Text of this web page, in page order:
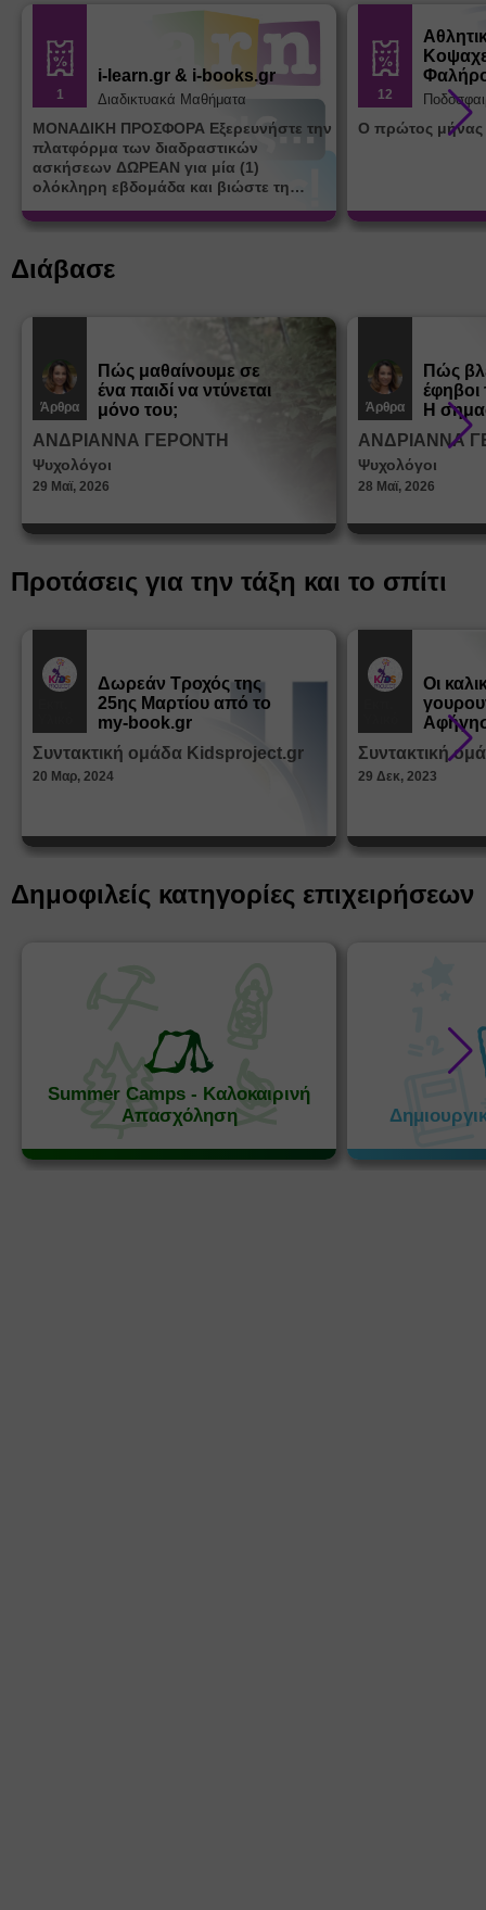
1
i-learn.gr & i-books.gr
Διαδικτυακά Μαθήματα
ΜΟΝΑΔΙΚΗ ΠΡΟΣΦΟΡΑ Εξερευνήστε την
πλατφόρμα των διαδραστικών
ασκήσεων ΔΩΡΕΑΝ για μία (1)
ολόκληρη εβδομάδα και βιώστε τη
μοναδική εμπειρία εκμάθησης του i-
learn.gr* * Αφορά νέες εγγραφές
12
Ο πρώτος
Διάβασε
Άρθρα
Πώς μαθαίνουμε σε
ένα παιδί να ντύνεται
μόνο του;
ΑΝΔΡΙΑΝΝΑ ΓΕΡΟΝΤΗ
Ψυχολόγοι
29 Μαϊ, 2026
Άρθρα
Πώς
Η
στη
ΑΝΔΡΙΑΝΝΑ
Ψυχολόγοι
28 Μαϊ, 2026
Προτάσεις για την τάξη και το σπίτι
Δωρεάν Tροχός της
25ης Μαρτίου από το
my-book.gr
Συντακτική ομάδα Kidsproject.gr
20 Μαρ, 2024
Οι
από τα
Συντακτική
29 Δεκ, 2023
Δημοφιλείς κατηγορίες επιχειρήσεων
Summer Camps - Καλοκαιρινή
Απασχόληση